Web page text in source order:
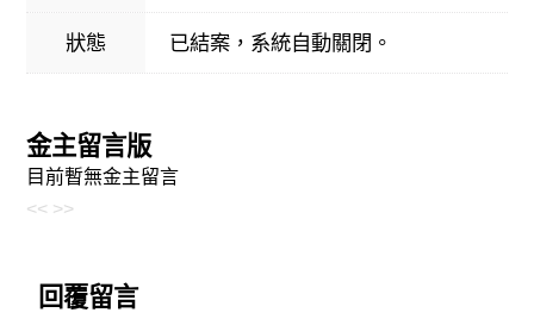
狀態 已結案，系統自動關閉。
金主留言版
目前暫無金主留言
<< >>
回覆留言